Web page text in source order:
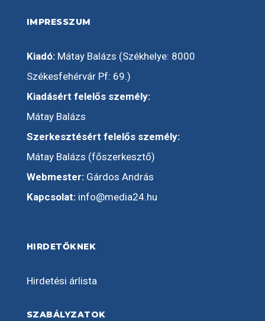
IMPRESSZUM
Kiadó:Mátay Balázs (Székhelye: 8000
Székesfehérvár Pf: 69.)
Kiadásért felelős személy:
Mátay Balázs
Szerkesztésért felelős személy:
Mátay Balázs (főszerkesztő)
Webmester:Gárdos András
Kapcsolat: info@media24.hu
HIRDETŐKNEK
Hirdetési árlista
SZABÁLYZATOK